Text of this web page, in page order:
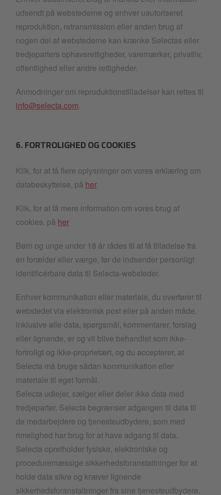
udsendt på webstederne og enhver uautoriseret
reproduktion, retransmission eller anden brug af
nogen del af webstederne kan krænke Selectas eller
tredjeparters ophavsrettigheder, varemærker, privatliv,
offentlighed eller andre rettigheder.
Anmodninger om reproduktionstilladelser kan rettes til
info@selecta.com.
6. FORTROLIGHED OG COOKIES
Klik, for at få flere oplysninger om vores erklæring om
databeskyttelse, på her
Klik, for at få mere information om vores brug af
cookies, på her
Børn og unge under 18 år rådes til at få tilladelse fra
en forælder eller værge, før de indsender personligt
identificérbare data til Selecta-websteder.
Enhver kommunikation eller materiale, du overfører til
webstedet via elektronisk post eller på anden måde,
inklusive alle data, spørgsmål, kommentarer, forslag
eller lignende, er og vil blive behandlet som ikke-
fortroligt og ikke-proprietært, og du accepterer, at
Selecta må bruge sådan kommunikation eller
materiale til eget formål.
Selecta udlejer, sælger eller deler ikke data med
tredjeparter. Selecta begrænser adgangen til data til
de medarbejdere og tjenesteudbydere, som med
rimelighed har brug for at have adgang til data.
Selecta opretholder fysiske, elektroniske og
proceduremæssige sikkerhedsforanstaltninger for at
holde data sikre og kræver lignende
sikkerhedsforanstaltninger fra sine tjenesteudbydere.